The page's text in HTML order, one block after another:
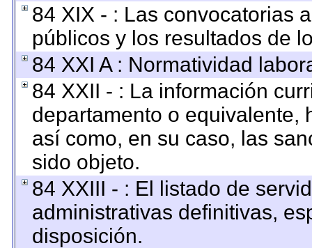
84 XIX - : Las convocatorias
públicos y los resultados de
84 XXI A : Normatividad
84 XXII - : La información
departamento o equivalente,
así como, en su caso, las
sido objeto.
84 XXIII - : El listado de
administrativas definitivas,
disposición.